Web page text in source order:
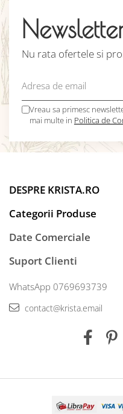
Nu rata ofertele si
Vreau sa primesc
mai multe in Politica de
DESPRE KRISTA.RO
Categorii Produse
Date Comerciale
Suport Clienti
WhatsApp 0769693739
contact@krista.email